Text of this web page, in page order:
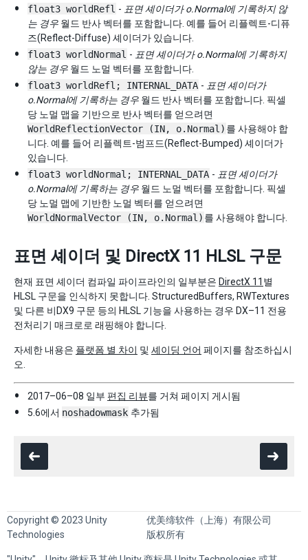
float3 worldRefl - 표면 셰이더가 o.Normal에 기록하지 않
는 경우 월드 반사 벡터를 포함합니다. 예를 들어 리플렉트-디퓨
즈(Reflect-Diffuse) 셰이더가 있습니다.
float3 worldNormal - 표면 셰이더가 o.Normal에 기록하지
않는 경우 월드 노멀 벡터를 포함합니다.
float3 worldRefl; INTERNAL_DATA - 표면 셰이더가
o.Normal에 기록하는 경우 월드 반사 벡터를 포함합니다. 픽셀
당 노멀 맵을 기반으로 반사 벡터를 얻으려면
WorldReflectionVector (IN, o.Normal) 를 사용해야 합
니다. 예를 들어 리플렉트-범프드(Reflect-Bumped) 셰이더가
있습니다.
float3 worldNormal; INTERNAL_DATA - 표면 셰이더가
o.Normal에 기록하는 경우 월드 노멀 벡터를 포함합니다. 픽셀
당 노멀 맵에 기반한 노멀 벡터를 얻으려면
WorldNormalVector (IN, o.Normal) 를 사용해야 합니다.
표면 셰이더 및 DirectX 11 HLSL 구문
현재 표면 셰이더 컴파일 파이프라인의 일부분은 DirectX 11 별
HLSL 구문을 인식하지 못합니다. StructuredBuffers, RWTextures
및 다른 비DX9 구문 등의 HLSL 기능을 사용하는 경우 DX–11 전용
전처리기 매크로로 래핑해야 합니다.
자세한 내용은 플랫폼 별 차이 및 셰이딩 언어 페이지를 참조하십시
오.
2017–06–08 일부 편집 리뷰를 거쳐 페이지 게시됨
5.6에서 noshadowmask 추가됨
Copyright © 2023 Unity
Technologies
优美缔软件（上海）有限公司
版权所有